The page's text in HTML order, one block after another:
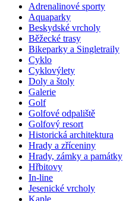
Adrenalinové sporty
Aquaparky
Beskydské vrcholy
Běžecké trasy
Bikeparky a Singletraily
Cyklo
Cyklovýlety
Doly a štoly
Galerie
Golf
Golfové odpaliště
Golfový resort
Historická architektura
Hrady a zříceniny
Hrady, zámky a památky
Hřbitovy
In-line
Jesenické vrcholy
Kaple